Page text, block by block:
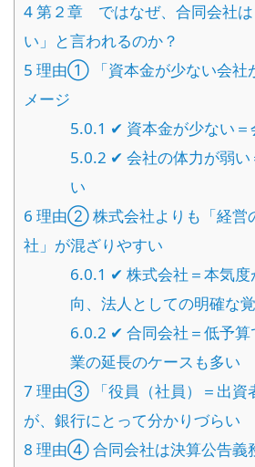
4第２章 ではなぜ、合同会社は
い」と言われるのか？
5 理由① 「資本金が少ない会社
メージ
5.0.1 ✔ 資本金が少ない
5.0.2 ✔ 会社の体力が弱
い
6 理由② 株式会社よりも「経営
社」が混ざりやすい
6.0.1 ✔ 株式会社＝本気
向、法人としての明確な
6.0.2 ✔ 合同会社＝低予
業の延長のケースも多い
7 理由③ 「役員（社員）＝出資
が、銀行にとって分かりづらい
8 理由④ 合同会社は決算公告義